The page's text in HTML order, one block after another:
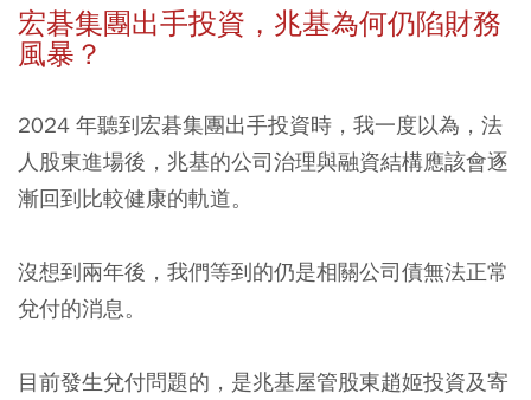
宏碁集團出手投資，兆基為何仍陷財務
風暴？
2024 年聽到宏碁集團出手投資時，我一度以為，法
人股東進場後，兆基的公司治理與融資結構應該會逐
漸回到比較健康的軌道。
沒想到兩年後，我們等到的仍是相關公司債無法正常
兌付的消息。
目前發生兌付問題的，是兆基屋管股東趙姬投資及寄